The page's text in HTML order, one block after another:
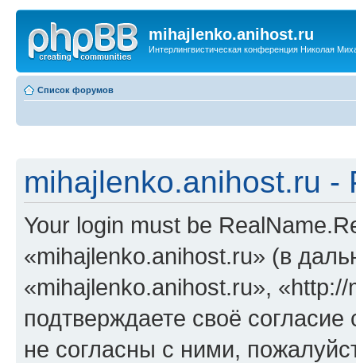
mihajlenko.anihost.ru
Интерлингвистическая конференция Николая
Список форумов
mihajlenko.anihost.ru -
Your login must be
«mihajlenko.anihost.ru» (в
«mihajlenko.anihost.ru»,
подтверждаете своё
не согласны с ними,